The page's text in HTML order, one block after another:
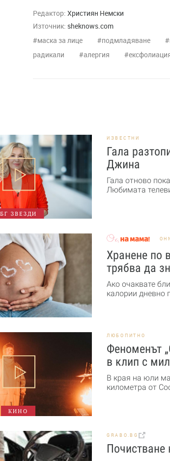
Редактор: Християн Немски
Източник: sheknows.com
маска за лице
подмладяване
радикали
алергия
БГ ЗВЕЗДИ
ИЗВЕСТНИ
Гала
Джина
Гала отново
Любимата
Хранене по
трябва да
Ако очаквате
калории дневно
КИНО
ЛЮБОПИТНО
Феноменът
в клип с
В края на юли
километра от
GRABO.BG
Почистване